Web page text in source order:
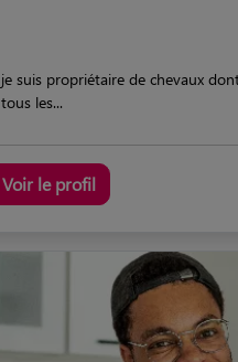
je suis propriétaire de chevaux
tous les...
Voir le profil